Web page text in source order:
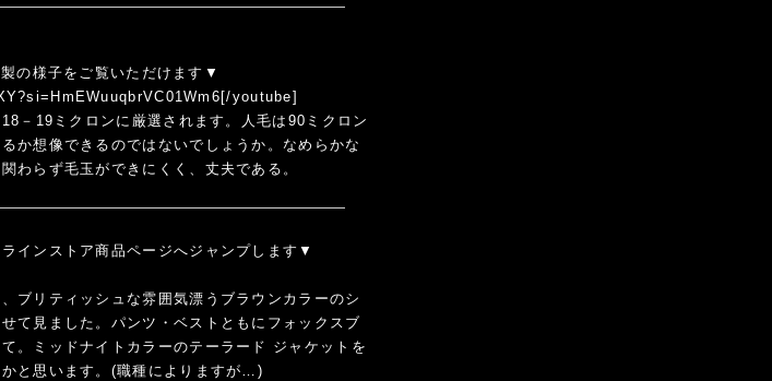
の様子をご覧いただけます▼
youtube]
－19ミクロンに厳選されます。人毛は90ミクロン
か想像できるのではないでしょうか。なめらかな
わらず毛玉ができにくく、丈夫である。
インストア商品ページへジャンプします▼
ブリティッシュな雰囲気漂うブラウンカラーのシ
て見ました。パンツ・ベストともにフォックスブ
。ミッドナイトカラーのテーラード ジャケットを
と思います。(職種によりますが…)